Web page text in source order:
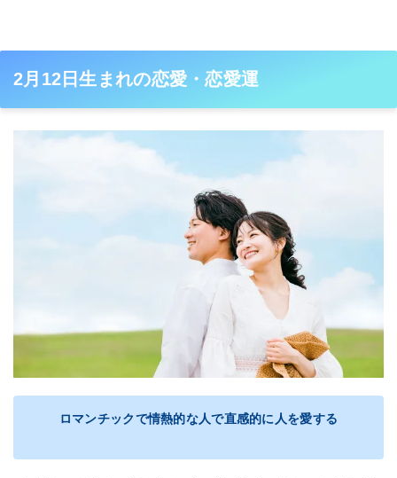
2月12日生まれの恋愛・恋愛運
ロマンチックで情熱的な人で直感的に人を愛する